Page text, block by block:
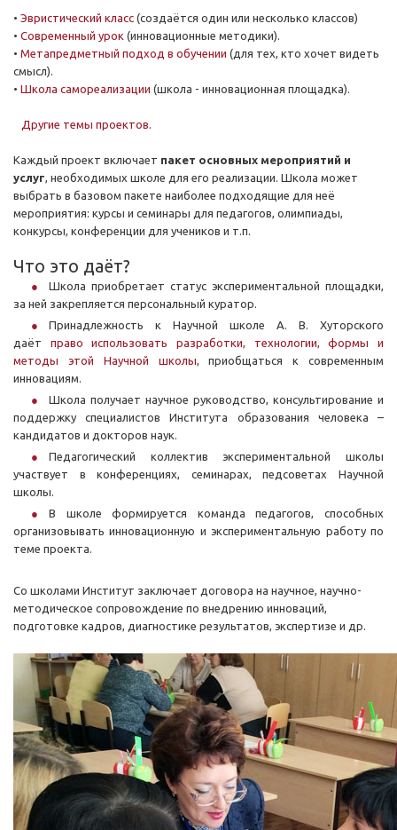
• Эвристический класс (создаётся один или несколько классов)
• Современный урок (инновационные методики).
• Метапредметный подход в обучении (для тех, кто хочет видеть
смысл).
• Школа самореализации (школа - инновационная площадка).
Другие темы проектов.
Каждый проект включает пакет основных мероприятий и
услуг, необходимых школе для его реализации. Школа может
выбрать в базовом пакете наиболее подходящие для неё
мероприятия: курсы и семинары для педагогов, олимпиады,
конкурсы, конференции для учеников и т.п.
Что это даёт?
Школа приобретает статус экспериментальной площадки,
за ней закрепляется персональный куратор.
Принадлежность к Научной школе А. В. Хуторского
даёт право использовать разработки, технологии, формы и
методы этой Научной школы, приобщаться к современным
инновациям.
Школа получает научное руководство, консультирование и
поддержку специалистов Института образования человека –
кандидатов и докторов наук.
Педагогический коллектив экспериментальной школы
участвует в конференциях, семинарах, педсоветах Научной
школы.
В школе формируется команда педагогов, способных
организовывать инновационную и экспериментальную работу по
теме проекта.
Со школами Институт заключает договора на научное, научно-
методическое сопровождение по внедрению инноваций,
подготовке кадров, диагностике результатов, экспертизе и др.